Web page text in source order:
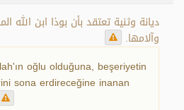
ديانة وثنية تعتقد بأن بوذا ابن
وآلامها.
oğlu olduğuna, beşeriyetin
sona erdireceğine inanan